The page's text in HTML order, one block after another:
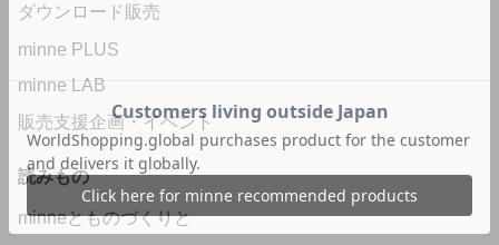
ダウンロード販売
minne PLUS
minne LAB
販売支援企画・イベント
読みもの
minneとものづくりと